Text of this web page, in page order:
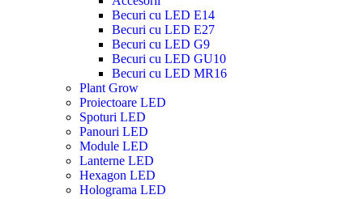
Becuri cu LED E14
Becuri cu LED E27
Becuri cu LED G9
Becuri cu LED GU10
Becuri cu LED MR16
Plant Grow
Proiectoare LED
Spoturi LED
Panouri LED
Module LED
Lanterne LED
Hexagon LED
Holograma LED